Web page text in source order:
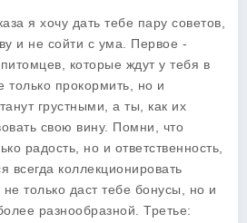
я хочу дать тебе пару советов,
и не сойти с ума. Первое -
которые ждут у тебя в
только прокормить, но и
грустными, а ты, как их
свою вину. Помни, что
радость, но и ответственность,
всегда коллекционировать
только даст тебе бонусы, но и
разнообразной. Третье: